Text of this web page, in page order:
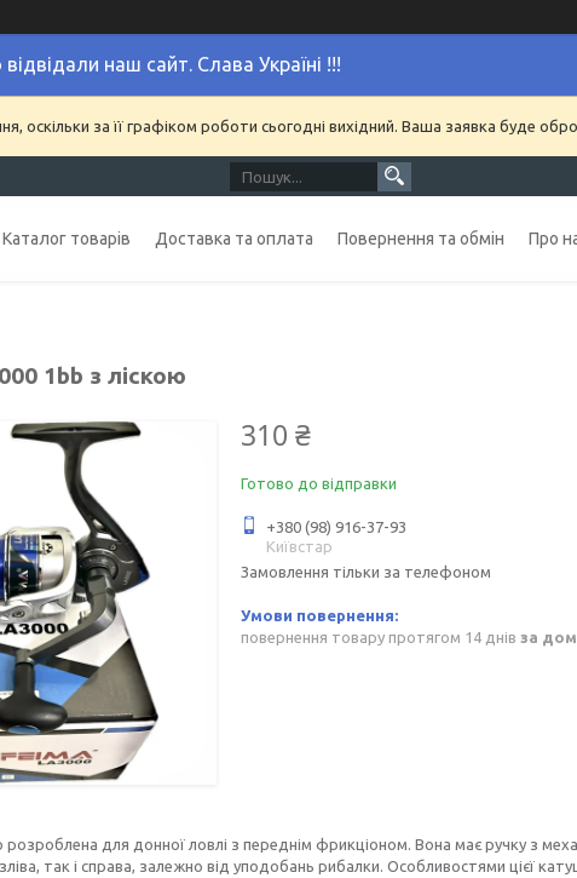
наш сайт. Слава Україні !!!
за її графіком роботи сьогодні вихідний. Ваша заявка буде
Каталог товарів Доставка та оплата Повернення та обмін Про
1bb з ліскою
310 ₴
Готово до відправки
+380 (98) 916-37-93
Київстар
Замовлення тільки за телефоном
повернення товару протягом 14 днів за
розроблена для донної ловлі з переднім фрикціоном. Вона має ручку з
так і справа, залежно від уподобань рибалки. Особливостями цієї